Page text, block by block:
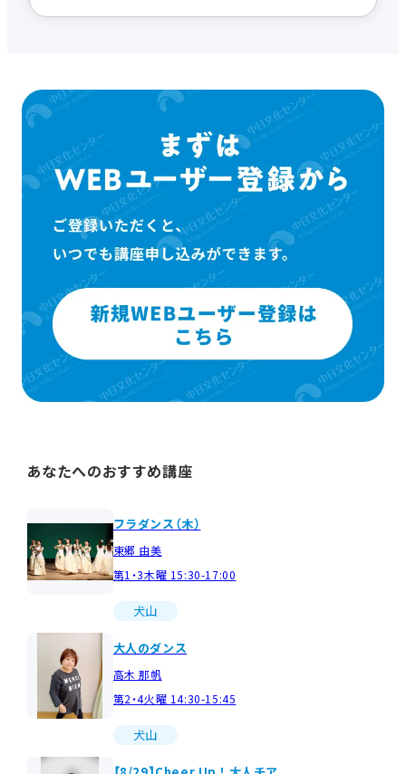
あなたへのおすすめ講座
フラダンス（木）
東郷 由美
第1・3木曜 15:30-17:00
犬山
大人のダンス
高木 那帆
第2・4火曜 14:30-15:45
犬山